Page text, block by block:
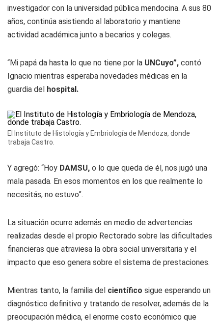
investigador con la universidad pública mendocina. A sus 80
años, continúa asistiendo al laboratorio y mantiene
actividad académica junto a becarios y colegas.
“Mi papá da hasta lo que no tiene por la UNCuyo”, contó
Ignacio mientras esperaba novedades médicas en la
guardia del hospital.
El Instituto de Histología y Embriología de Mendoza, donde
trabaja Castro.
Y agregó: “Hoy DAMSU, o lo que queda de él, nos jugó una
mala pasada. En esos momentos en los que realmente lo
necesitás, no estuvo”.
La situación ocurre además en medio de advertencias
realizadas desde el propio Rectorado sobre las dificultades
financieras que atraviesa la obra social universitaria y el
impacto que eso genera sobre el sistema de prestaciones.
Mientras tanto, la familia del científico sigue esperando un
diagnóstico definitivo y tratando de resolver, además de la
preocupación médica, el enorme costo económico que